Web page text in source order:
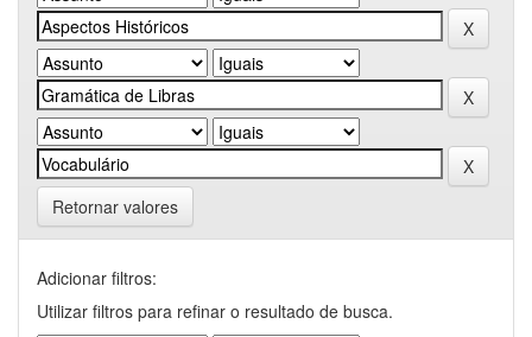
Retornar valores
Adicionar filtros:
Utilizar filtros para refinar o resultado de busca.